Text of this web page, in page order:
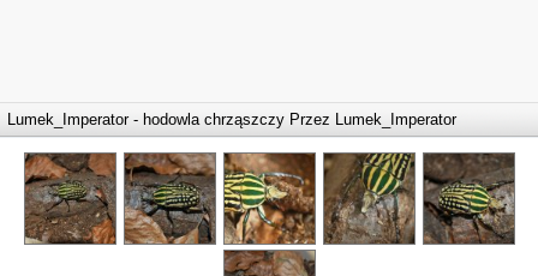
Lumek_Imperator - hodowla chrząszczy Przez Lumek_Imperator